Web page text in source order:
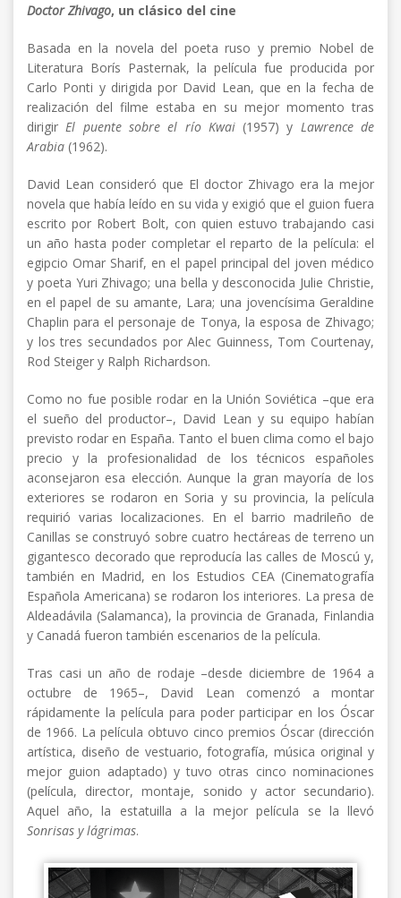
Doctor Zhivago, un clásico del cine
Basada en la novela del poeta ruso y premio Nobel de
Literatura Borís Pasternak, la película fue producida por
Carlo Ponti y dirigida por David Lean, que en la fecha de
realización del filme estaba en su mejor momento tras
dirigir El puente sobre el río Kwai(1957) y Lawrence de
Arabia (1962).
David Lean consideró que El doctor Zhivago era la mejor
novela que había leído en su vida y exigió que el guion fuera
escrito por Robert Bolt, con quien estuvo trabajando casi
un año hasta poder completar el reparto de la película: el
egipcio Omar Sharif, en el papel principal del joven médico
y poeta Yuri Zhivago; una bella y desconocida Julie Christie,
en el papel de su amante, Lara; una jovencísima Geraldine
Chaplin para el personaje de Tonya, la esposa de Zhivago;
y los tres secundados por Alec Guinness, Tom Courtenay,
Rod Steiger y Ralph Richardson.
Como no fue posible rodar en la Unión Soviética –que era
el sueño del productor–, David Lean y su equipo habían
previsto rodar en España. Tanto el buen clima como el bajo
precio y la profesionalidad de los técnicos españoles
aconsejaron esa elección. Aunque la gran mayoría de los
exteriores se rodaron en Soria y su provincia, la película
requirió varias localizaciones. En el barrio madrileño de
Canillas se construyó sobre cuatro hectáreas de terreno un
gigantesco decorado que reproducía las calles de Moscú y,
también en Madrid, en los Estudios CEA (Cinematografía
Española Americana) se rodaron los interiores. La presa de
Aldeadávila (Salamanca), la provincia de Granada, Finlandia
y Canadá fueron también escenarios de la película.
Tras casi un año de rodaje –desde diciembre de 1964 a
octubre de 1965–, David Lean comenzó a montar
rápidamente la película para poder participar en los Óscar
de 1966. La película obtuvo cinco premios Óscar (dirección
artística, diseño de vestuario, fotografía, música original y
mejor guion adaptado) y tuvo otras cinco nominaciones
(película, director, montaje, sonido y actor secundario).
Aquel año, la estatuilla a la mejor película se la llevó
Sonrisas y lágrimas.